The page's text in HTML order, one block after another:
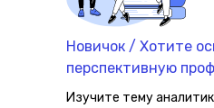
Новичок / Хотите
перспективную
Изучите тему